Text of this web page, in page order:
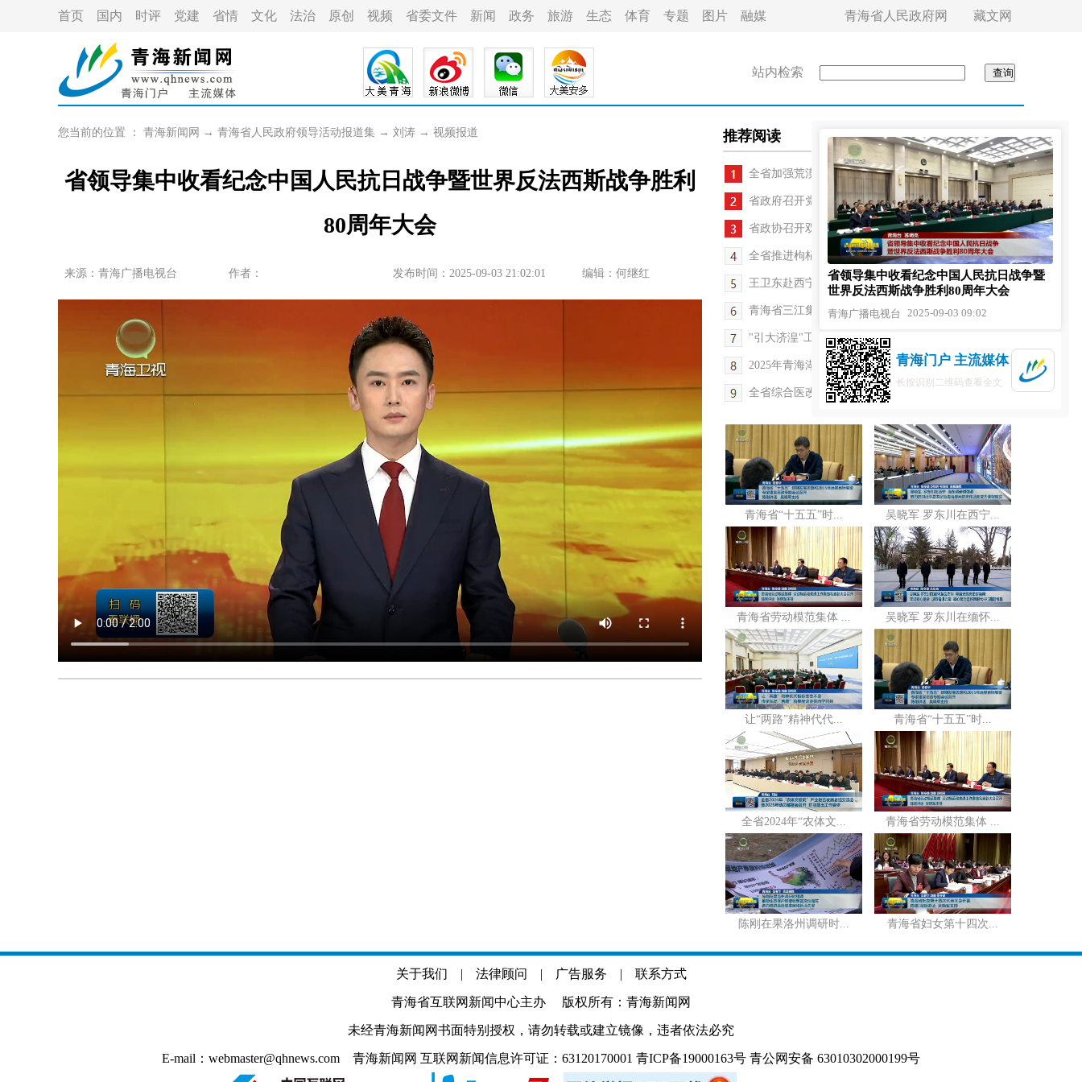
首页 国内 时评 党建 省情 文化 法治 原创 视频 省委文件 新闻 政务 旅游 生态 体育 专题 图片 融媒 青海省人民政府网 藏文网
站内检索
您当前的位置 ： 青海新闻网 → 青海省人民政府领导活动报道集 → 刘涛 → 视频报道
省领导集中收看纪念中国人民抗日战争暨世界反法西斯战争胜利
80周年大会
来源：青海广播电视台 作者： 发布时间：2025-09-03 21:02:01 编辑：何继红
推荐阅读
全省加强荒漠化综合防治等生态工程推进会召开
省政府召开党组会议和常务会议 罗东川主持
省政协召开双月协商座谈会 公保扎西主持
全省推进枸杞产业发展座谈会召开 刘奇凡出席
王卫东赴西宁市城西区调研并召开座谈会
青海省三江集团振兴发展大会召开
"引大济湟"工程综合效益发挥专题工作会议召开
2025年青海湖诗歌节开幕 王大南出席
全省综合医改工作推进（视频）会议在西宁召开
青海省“十五五”时...
青海省劳动模范集体 ...
让“两路”精神代代...
全省2024年“农体文...
陈刚在果洛州调研时...
吴晓军 罗东川在西宁...
吴晓军 罗东川在缅怀...
青海省“十五五”时...
青海省劳动模范集体 ...
青海省妇女第十四次...
关于我们 | 法律顾问 | 广告服务 | 联系方式
青海省互联网新闻中心主办 版权所有：青海新闻网
未经青海新闻网书面特别授权，请勿转载或建立镜像，违者依法必究
E-mail：webmaster@qhnews.com 青海新闻网 互联网新闻信息许可证：63120170001 青ICP备19000163号 青公网安备 63010302000199号
省领导集中收看纪念中国人民抗日战争暨
世界反法西斯战争胜利80周年大会
青海广播电视台 2025-09-03 09:02
青海门户 主流媒体
长按识别二维码查看全文